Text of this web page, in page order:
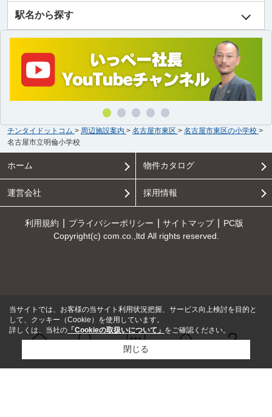
問い合せ
駅名から探す
チンタイドットコム > 周辺施設案内 > 名古屋市東区 > 名古屋市東区の小学校 >
名古屋市立明倫小学校
ホーム 物件カタログ
運営会社 採用情報
利用規約 プライバシーポリシー サイトマップ
PC版
Copyright(c) com.co.,ltd All rights reserved.
当サイトでは、お客様の当サイト利用状況把握、サービス向上検討を目的と
して、クッキー（Cookie）を使用しています。
詳しくは、当社の 「Cookieの取扱いについて」 をご確認ください。
閉じる